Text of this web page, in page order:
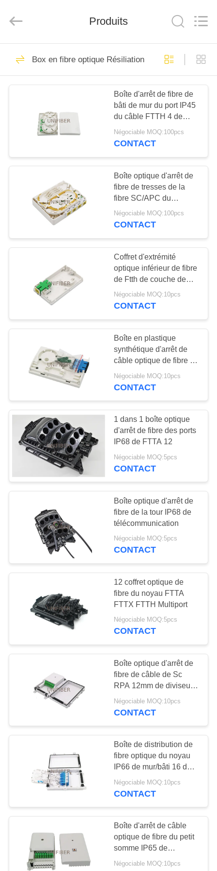
MAISON
PRODUITS
SUJET
NOUS
VISITE
D'USINE
CONTRÔLE
DE
QUALITÉ
CONTACTEZ-
NOUS
NOUVELLES
DEMANDEZ
CITATION
PLAN
POLICY
Technology
Co.,Ltd.
Reserved.
Fibre optique Patch
317
Corde de correction
de MPO MTP
95
câble équipé de
fibre
Fibre optique
Splitter
129
Multiplexeur de
Division de longueur
d'onde
émetteur-récepteur
à fibre optique
105
Panneau de fibre
Box en fibre optique
Produits
Box en fibre optique Résiliation
Boîte d'arrêt de fibre de
bâti de mur du port IP45
du câble FTTH 4 de
correction
Négociable MOQ:100pcs
CONTACT
Boîte optique d'arrêt de
fibre de tresses de la
fibre SC/APC du
plastique 4 d'ABS
Négociable MOQ:100pcs
CONTACT
Coffret d'extrémité
optique inférieur de fibre
de Ftth de couche de
noyau fixé au mur
d'intérieur de 1/2
Négociable MOQ:10pcs
CONTACT
Boîte en plastique
synthétique d'arrêt de
câble optique de fibre de
polymère de SC/LC
Négociable MOQ:10pcs
CONTACT
1 dans 1 boîte optique
d'arrêt de fibre des ports
IP68 de FTTA 12
Négociable MOQ:5pcs
CONTACT
Boîte optique d'arrêt de
fibre de la tour IP68 de
télécommunication
Négociable MOQ:5pcs
CONTACT
12 coffret optique de
fibre du noyau FTTA
FTTX FTTH Multiport
Négociable MOQ:5pcs
CONTACT
Boîte optique d'arrêt de
fibre de câble de Sc
RPA 12mm de diviseur
de PLC
Négociable MOQ:10pcs
CONTACT
Boîte de distribution de
fibre optique du noyau
IP66 de mur/bâti 16 de
Polonais
Négociable MOQ:10pcs
CONTACT
Boîte d'arrêt de câble
optique de fibre du petit
somme IP65 de
CTO/Cajas
Négociable MOQ:10pcs